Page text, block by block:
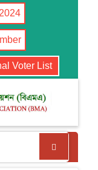
Voter List